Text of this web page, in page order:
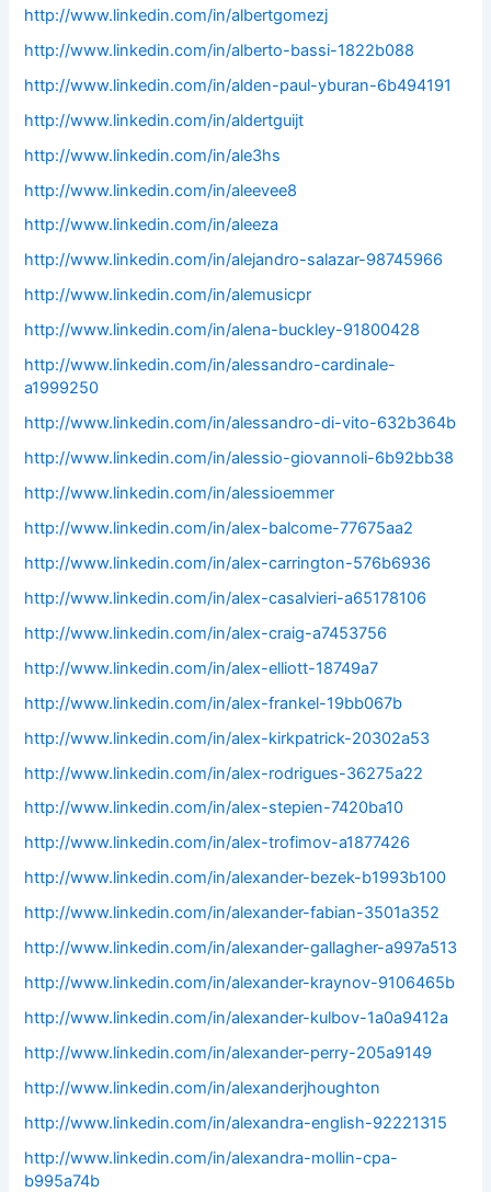
http://www.linkedin.com/in/albertgomezj
http://www.linkedin.com/in/alberto-bassi-1822b088
http://www.linkedin.com/in/alden-paul-yburan-6b494191
http://www.linkedin.com/in/aldertguijt
http://www.linkedin.com/in/ale3hs
http://www.linkedin.com/in/aleevee8
http://www.linkedin.com/in/aleeza
http://www.linkedin.com/in/alejandro-salazar-98745966
http://www.linkedin.com/in/alemusicpr
http://www.linkedin.com/in/alena-buckley-91800428
http://www.linkedin.com/in/alessandro-cardinale-
a1999250
http://www.linkedin.com/in/alessandro-di-vito-632b364b
http://www.linkedin.com/in/alessio-giovannoli-6b92bb38
http://www.linkedin.com/in/alessioemmer
http://www.linkedin.com/in/alex-balcome-77675aa2
http://www.linkedin.com/in/alex-carrington-576b6936
http://www.linkedin.com/in/alex-casalvieri-a65178106
http://www.linkedin.com/in/alex-craig-a7453756
http://www.linkedin.com/in/alex-elliott-18749a7
http://www.linkedin.com/in/alex-frankel-19bb067b
http://www.linkedin.com/in/alex-kirkpatrick-20302a53
http://www.linkedin.com/in/alex-rodrigues-36275a22
http://www.linkedin.com/in/alex-stepien-7420ba10
http://www.linkedin.com/in/alex-trofimov-a1877426
http://www.linkedin.com/in/alexander-bezek-b1993b100
http://www.linkedin.com/in/alexander-fabian-3501a352
http://www.linkedin.com/in/alexander-gallagher-a997a513
http://www.linkedin.com/in/alexander-kraynov-9106465b
http://www.linkedin.com/in/alexander-kulbov-1a0a9412a
http://www.linkedin.com/in/alexander-perry-205a9149
http://www.linkedin.com/in/alexanderjhoughton
http://www.linkedin.com/in/alexandra-english-92221315
http://www.linkedin.com/in/alexandra-mollin-cpa-
b995a74b